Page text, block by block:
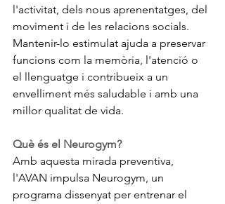
l'activitat, dels nous aprenentatges, del
moviment i de les relacions socials.
Mantenir-lo estimulat ajuda a preservar
funcions com la memòria, l'atenció o
el llenguatge i contribueix a un
envelliment més saludable i amb una
millor qualitat de vida.
Què és el Neurogym?
Amb aquesta mirada preventiva,
l'AVAN impulsa Neurogym, un
programa dissenyat per entrenar el